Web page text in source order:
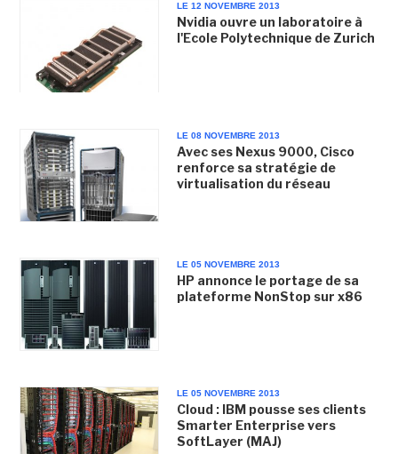
LE 12 NOVEMBRE 2013
Nvidia ouvre un laboratoire à
l'Ecole Polytechnique de Zurich
LE 08 NOVEMBRE 2013
Avec ses Nexus 9000, Cisco
renforce sa stratégie de
virtualisation du réseau
LE 05 NOVEMBRE 2013
HP annonce le portage de sa
plateforme NonStop sur x86
LE 05 NOVEMBRE 2013
Cloud : IBM pousse ses clients
Smarter Enterprise vers
SoftLayer (MAJ)